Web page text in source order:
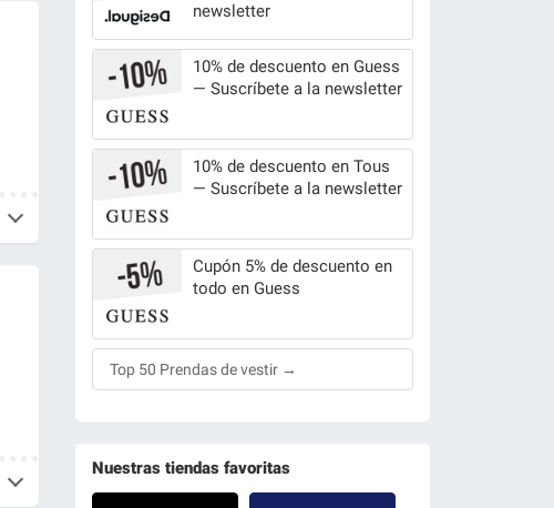
newsletter
10% de descuento en Guess
— Suscríbete a la newsletter
10% de descuento en Tous
— Suscríbete a la newsletter
Cupón 5% de descuento en
todo en Guess
Top 50 Prendas de vestir →
Nuestras tiendas favoritas